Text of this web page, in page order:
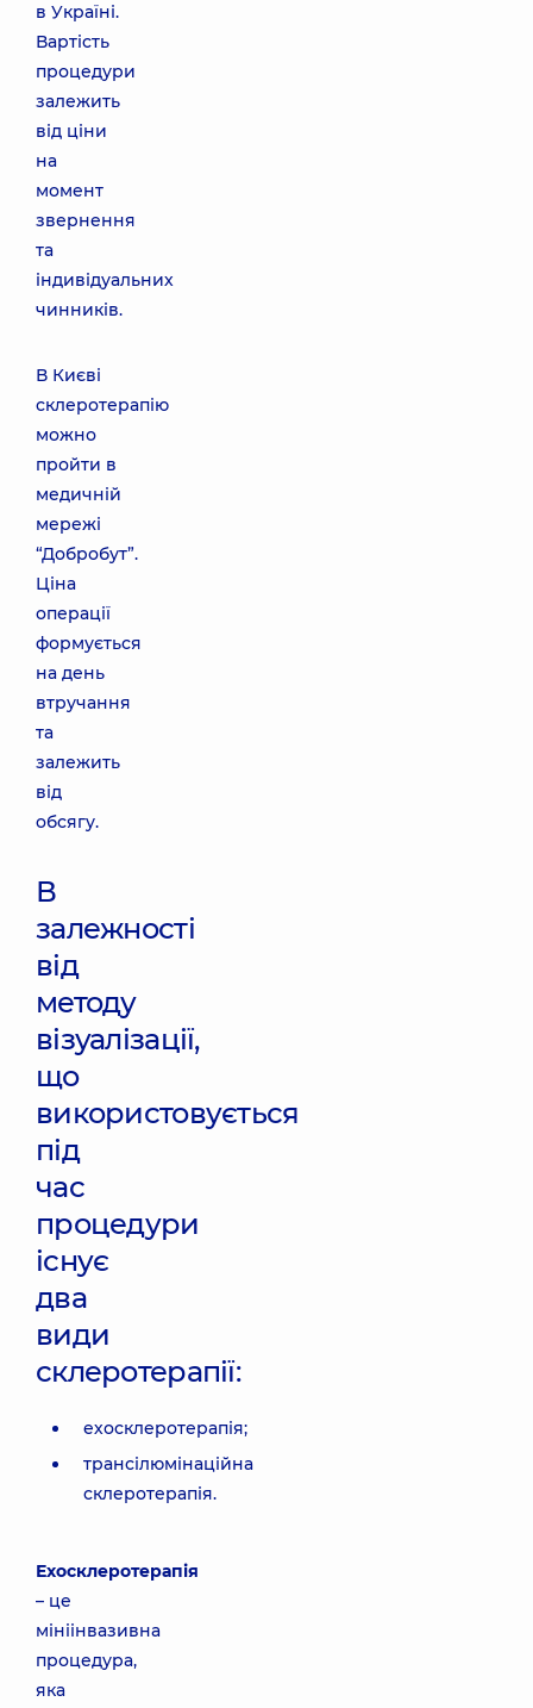
в Україні.
Вартість
процедури
залежить
від ціни
на
момент
звернення
та
індивідуальних
чинників.
В Києві
склеротерапію
можно
пройти в
медичній
мережі
“Добробут”.
Ціна
операції
формується
на день
втручання
та
залежить
від
обсягу.
В
залежності
від
методу
візуалізації,
що
використовується
під
час
процедури
існує
два
види
склеротерапії:
ехосклеротерапія;
трансілюмінаційна
склеротерапія.
Ехосклеротерапія
– це
мініінвазивна
процедура,
яка